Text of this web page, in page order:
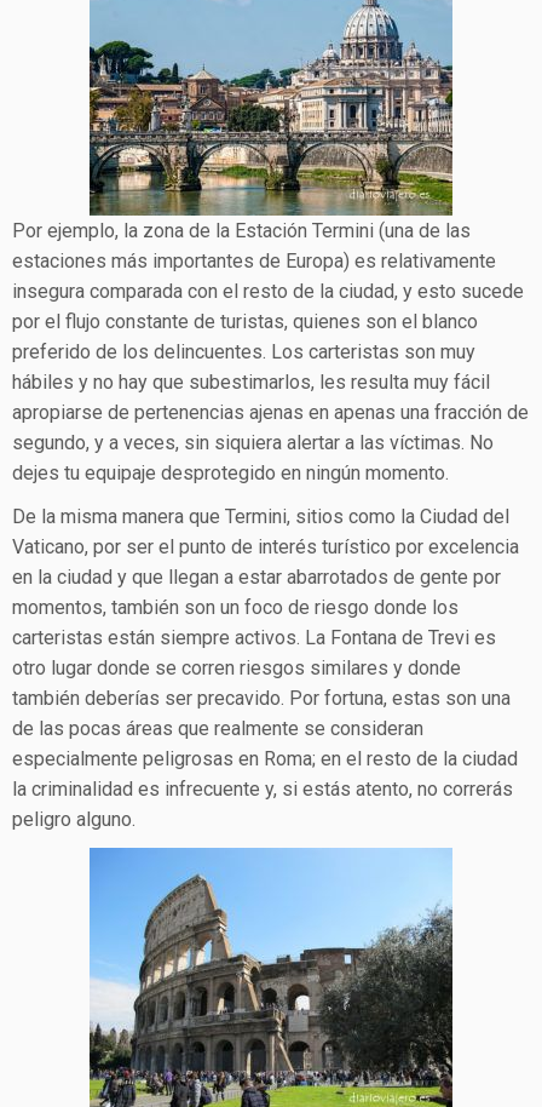
Por ejemplo, la zona de la Estación Termini (una de las
estaciones más importantes de Europa) es relativamente
insegura comparada con el resto de la ciudad, y esto sucede
por el flujo constante de turistas, quienes son el blanco
preferido de los delincuentes. Los carteristas son muy
hábiles y no hay que subestimarlos, les resulta muy fácil
apropiarse de pertenencias ajenas en apenas una fracción de
segundo, y a veces, sin siquiera alertar a las víctimas. No
dejes tu equipaje desprotegido en ningún momento.
De la misma manera que Termini, sitios como la Ciudad del
Vaticano, por ser el punto de interés turístico por excelencia
en la ciudad y que llegan a estar abarrotados de gente por
momentos, también son un foco de riesgo donde los
carteristas están siempre activos. La Fontana de Trevi es
otro lugar donde se corren riesgos similares y donde
también deberías ser precavido. Por fortuna, estas son una
de las pocas áreas que realmente se consideran
especialmente peligrosas en Roma; en el resto de la ciudad
la criminalidad es infrecuente y, si estás atento, no correrás
peligro alguno.